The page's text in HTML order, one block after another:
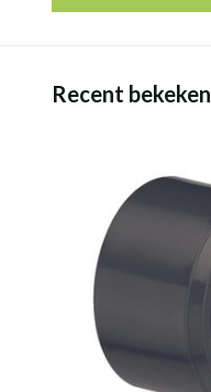
Recent bekeken